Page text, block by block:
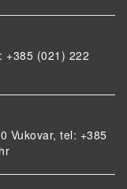
+385 (021) 222
Vukovar, tel: +385